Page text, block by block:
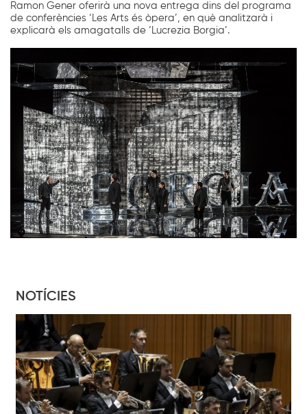
Ramon Gener oferirà una nova entrega dins del programa
de conferències ‘Les Arts és òpera’, en què analitzarà i
explicarà els amagatalls de ‘Lucrezia Borgia’.
NOTÍCIES